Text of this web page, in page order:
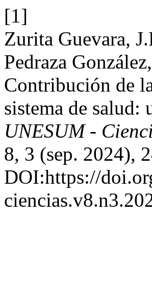
[1]
Zurita Guevara,
Pedraza
Contribución de
sistema de
UNESUM -
8, 3 (sep. 2024),
DOI:https://